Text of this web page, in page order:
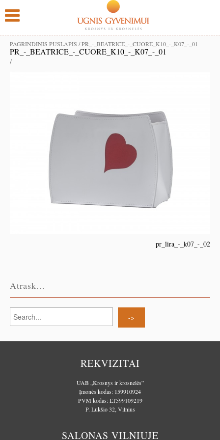
PAGRINDINIS PUSLAPIS /PR_-_BEATRICE_-_CUORE_K10_-_K07_-_01
PR_-_BEATRICE_-_CUORE_K10_-_K07_-_01
/
pr_lira_-_k07_-_02
Atrask...
REKVIZITAI
UAB „Krosnys ir krosnelės”
Įmonės kodas: 159910924
PVM kodas: LT599109219
P. Lukšio 32, Vilnius
SALONAS VILNIUJE